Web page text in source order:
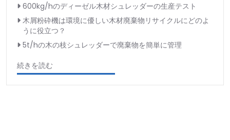
600kg/hのディーゼル木材シュレッダーの生産テスト
木屑粉砕機は環境に優しい木材廃棄物リサイクルにどのよ
うに役立つ？
5t/hの木の枝シュレッダーで廃棄物を簡単に管理
続きを読む